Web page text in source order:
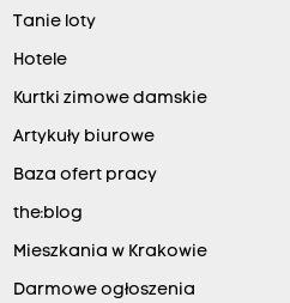
Tanie loty
Hotele
Kurtki zimowe damskie
Artykuły biurowe
Baza ofert pracy
the:blog
Mieszkania w Krakowie
Darmowe ogłoszenia